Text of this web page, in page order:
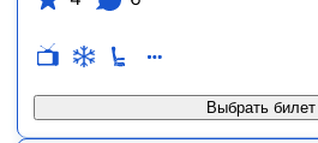
Выбрать билет